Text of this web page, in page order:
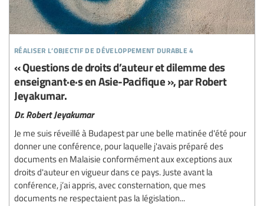
réaliser l’objectif de développement durable 4
« Questions de droits d’auteur et dilemme des
enseignant·e·s en Asie-Pacifique », par Robert
Jeyakumar.
Dr. Robert Jeyakumar
Je me suis réveillé à Budapest par une belle matinée d'été pour
donner une conférence, pour laquelle j'avais préparé des
documents en Malaisie conformément aux exceptions aux
droits d'auteur en vigueur dans ce pays. Juste avant la
conférence, j’ai appris, avec consternation, que mes
documents ne respectaient pas la législation...